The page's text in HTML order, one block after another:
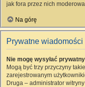
jak fora przez nich
Na górę
Prywatne wiadomości
Nie mogę wysyłać
Mogą być trzy przyczyny
zarejestrowanym
Druga – administrator